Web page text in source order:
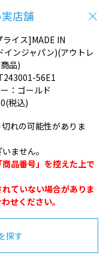
店舗
イス]MADE IN
インジャパン)(アウトレ
品)
56E1
： ゴールド
(税込)
れの可能性がありま
ません。
品番号」を控えた上で
ていない場合がありま
せください。
探す